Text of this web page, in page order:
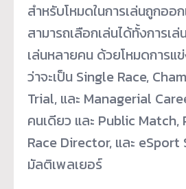
สำหรับโหมดในการเล่นถูกออ
สามารถเลือกเล่นได้ทั้งการเ
เล่นหลายคน ด้วยโหมดการแ
ว่าจะเป็น Single Race,
Trial, และ Managerial
คนเดียว และ Public
Race Director, และ eSport
มัลติเพลเยอร์